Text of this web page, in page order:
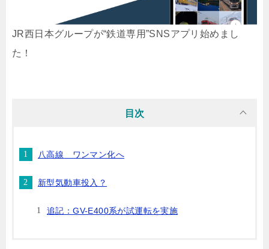
JR西日本グループが“鉄道専用”SNSアプリ始めまし
た！
目次
八高線 ワンマン化へ
新型気動車投入？
追記：GV-E400系が試運転を実施